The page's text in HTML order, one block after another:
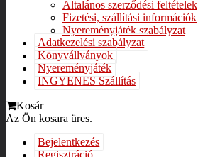
Általános szerződési feltételek
Fizetési, szállítási információk
Nyereményjáték szabályzat
Adatkezelési szabályzat
Könyvállványok
Nyereményjáték
INGYENES Szállítás
Kosár
Az Ön kosara üres.
Bejelentkezés